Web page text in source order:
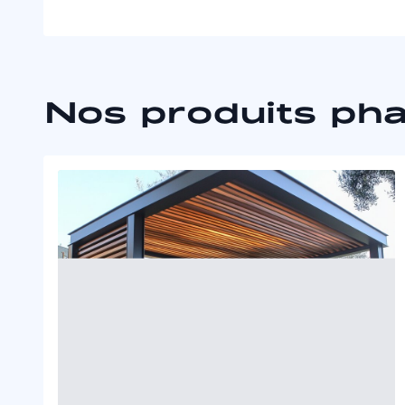
Nos produits